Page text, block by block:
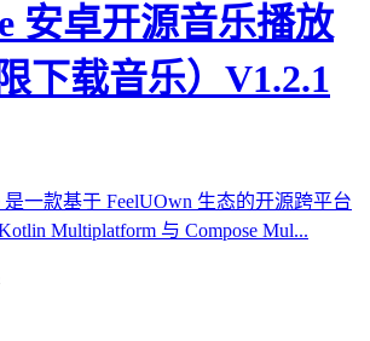
安卓开源音乐播放
下载音乐）V1.2.1
是一款基于 FeelUOwn 生态的开源跨平台
Multiplatform 与 Compose Mul...